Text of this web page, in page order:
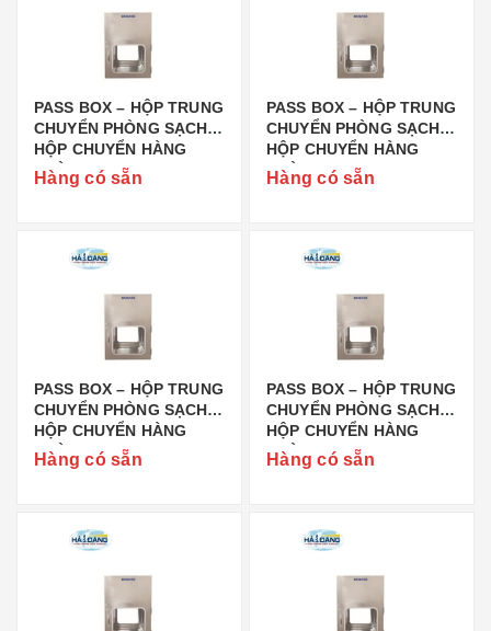
PASS BOX – HỘP TRUNG
CHUYỂN PHÒNG SẠCH –
HỘP CHUYỂN HÀNG
PHÒNG SẠCH ASPB-01
BIOBASE
Hàng có sẵn
PASS BOX – HỘP TRUNG
CHUYỂN PHÒNG SẠCH –
HỘP CHUYỂN HÀNG
PHÒNG SẠCH ASPB-02
BIOBASE
Hàng có sẵn
PASS BOX – HỘP TRUNG
CHUYỂN PHÒNG SẠCH –
HỘP CHUYỂN HÀNG
PHÒNG SẠCH ASPB-03
BIOBASE
Hàng có sẵn
PASS BOX – HỘP TRUNG
CHUYỂN PHÒNG SẠCH –
HỘP CHUYỂN HÀNG
PHÒNG SẠCH PB-01
BIOBASE
Hàng có sẵn